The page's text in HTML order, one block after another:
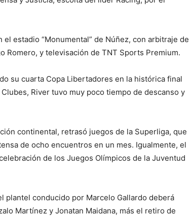
estadio “Monumental” de Núñez, con arbitraje de
Romero, y televisación de TNT Sports Premium.
su cuarta Copa Libertadores en la histórica final
River tuvo muy poco tiempo de descanso y
continental, retrasó juegos de la Superliga, que
de ocho encuentros en un mes. Igualmente, el
de los Juegos Olímpicos de la Juventud
plantel conducido por Marcelo Gallardo deberá
Martínez y Jonatan Maidana, más el retiro de